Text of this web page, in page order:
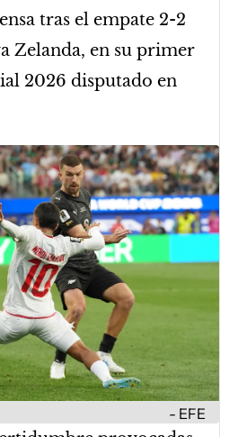
tras el empate 2-2
Zelanda, en su primer
2026 disputado en
EFE